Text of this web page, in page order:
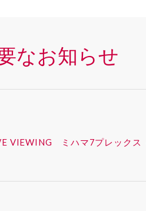
なお知らせ
VIEWING ミハマ7プレックス